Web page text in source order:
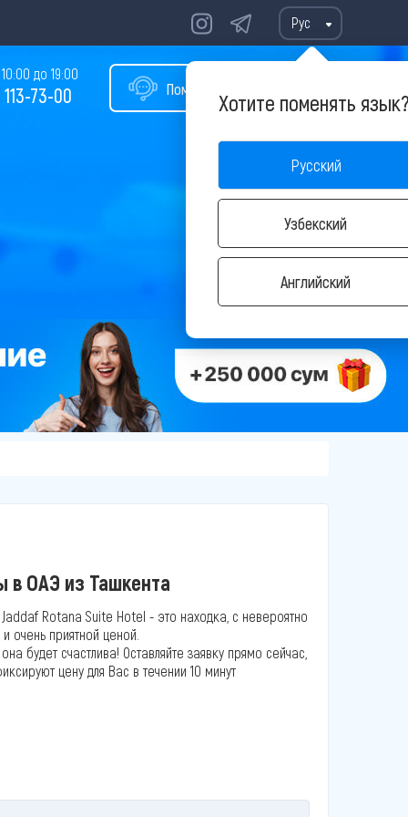
Рус
Хотите поменять
Русский
Узбекский
Английский
Помощь в подборе тура
до 19:00
73-00
в ОАЭ из Ташкента
Jaddaf Rotana Suite Hotel - это находка, с невероятно
очень приятной ценой.
будет счастлива! Оставляйте заявку прямо сейчас,
цену для Вас в течении 10 минут